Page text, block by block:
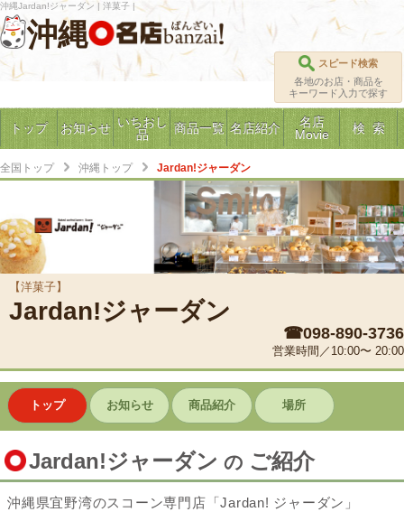
沖縄Jardan!ジャーダン | 洋菓子 |
沖縄
スピード検索
各地のお店・商品を
キーワード入力で探す
トップ お知らせ いちおし
品
商品一覧 名店紹介
名店
Movie
検 索
全国トップ 沖縄トップ Jardan!ジャーダン
【洋菓子】
Jardan!ジャーダン
☎098-890-3736
営業時間／10:00〜 20:00
トップ お知らせ 商品紹介 場所
Jardan!ジャーダン の ご紹介
沖縄県宜野湾のスコーン専門店「Jardan! ジャーダン」